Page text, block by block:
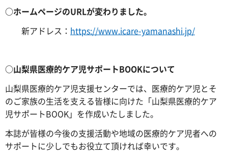
○ホームページのURLが変わりました。
新アドレス： https://www.icare-yamanashi.jp/
○山梨県医療的ケア児サポートBOOKについて
山梨県医療的ケア児支援センターでは、医療的ケア児とそ
のご家族の生活を支える皆様に向けた「山梨県医療的ケア
児サポートBOOK」を作成いたしました。
本誌が皆様の今後の支援活動や地域の医療的ケア児者への
サポートに少しでもお役立て頂ければ幸いです。